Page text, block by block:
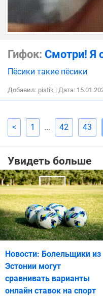
Гифок: Смотри! Я
Пёсики такие пёсики
Добавил: pistik | Дата:
< 1 ... 42 43
Увидеть больше
Новости: Болельщики из
Эстонии могут
сравнивать варианты
онлайн ставок на спорт